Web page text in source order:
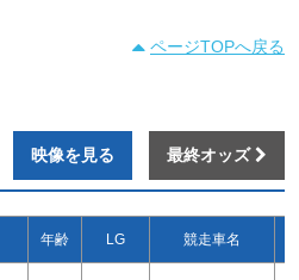
ページTOPへ戻る
映像を見る 最終オッズ
年齢 LG 競走車名